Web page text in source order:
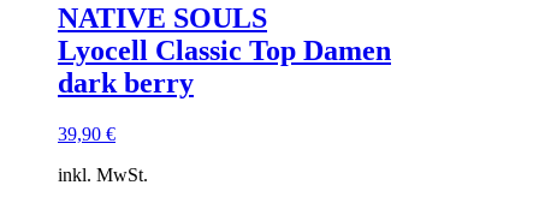
NATIVE SOULS
Lyocell Classic Top Damen
dark berry
39,90 €
inkl. MwSt.